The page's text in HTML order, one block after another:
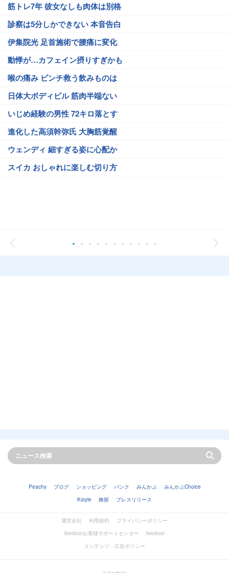
筋トレ7年 彼女なしも肉体は別格
診察は5分しかできない 本音告白
伊集院光 足首施術で腰痛に変化
動悸が…カフェイン摂りすぎかも
喉の痛み ピンチ救う飲みものは
日体大ボディビル 筋肉半端ない
いじめ経験の男性 72キロ落とす
進化した高須幹弥氏 大胸筋覚醒
ウェンディ 細すぎる姿に心配か
スイカ おしゃれに楽しむ切り方
Peachy ブログ ショッピング バンク みんかぶ
みんかぶChoice
Kstyle
株探 プレスリリース
運営会社 利用規約
プライバシーポリシー
livedoorお客様サポートセンター
livedoor
コンテンツ・広告ポリシー